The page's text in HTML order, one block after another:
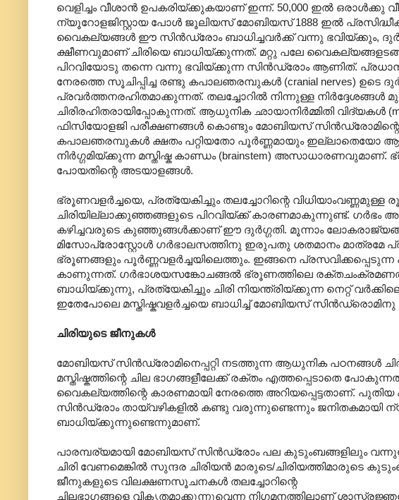
വെളിച്ചം വീശാൻ ഉപകരിയ്ക്കുകയാണ് ഇന്ന്. 50,000 ഇൽ
ന്യൂറോളജിസ്റ്റായ പോൾ ജൂലിയസ് മോബിയസ് 1888 ഇൽ
വൈകല്യങ്ങൾ ഈ സിൻഡ്രോം ബാധിച്ചവർക്ക് വന്നു ഭവിയ്ക്കും,
ക്ഷീണവുമാണ് ചിരിയെ ബാധിയ്ക്കുന്നത്. മറ്റു പലേ
പിറവിയോടു തന്നെ വന്നു ഭവിയ്ക്കുന്ന സിൻഡ്രോം ആണിത്.
നേരത്തെ സൂചിപ്പിച്ച രണ്ടു കപാലഞരമ്പുകൾ (cranial nerves)
പ്രവർത്തനരഹിതമാക്കുന്നത്. തലച്ചോറിൽ നിന്നുള്ള
ചിരിരഹിതരായിപ്പോകുന്നത്. ആധുനിക ഛായാനിർമ്മിതി വിദ്യകൾ
ഫിസിയോളജി പരീക്ഷണങ്ങൾ കൊണ്ടും മോബിയസ്
കപാലഞരമ്പുകൾ ക്ഷതം പറ്റിയതോ പൂർണ്ണമായും ഇല്ലാതെയോ
നിർഗ്ഗമിയ്ക്കുന്ന മസ്തിഷ്ക കാണ്ഡം (brainstem)
പോയതിന്റെ അടയാളങ്ങൾ.
ഭ്രൂണവളർച്ചയെ, പ്രത്യേകിച്ചും തലച്ചോറിന്റെ
ചിരിയില്ലാക്കുഞ്ഞങ്ങളുടെ പിറവിയ്ക്ക് കാരണമാകുന്നുണ്ട്. ഗർഭം
കഴിച്ചവരുടെ കുഞ്ഞുങ്ങൾക്കാണ് ഈ ദുർഗ്ഗതി. മൂന്നാം
മിസോപ്രോസ്റ്റോൾ ഗർഭാലസത്തിനു ഇരുപതു ശതമാനം മാത്രമേ
ഭ്രൂണങ്ങളും പൂർണ്ണവളർച്ചയിലെത്തും. ഇങ്ങനെ
കാണുന്നത്. ഗർഭാശയസങ്കോചങ്ങൽ ഭ്രൂണത്തിലെ
ബാധിയ്ക്കുന്നു, പ്രത്യേകിച്ചും ചിരി നിയന്ത്രിയ്ക്കുന്ന നെറ്റ്
ഇതേപോലെ മസ്തിഷ്കവളർച്ചയെ ബാധിച്ച് മോബിയസ്
ചിരിയുടെ ജീനുകൾ
മോബിയസ് സിൻഡ്രോമിനെപ്പറ്റി നടത്തുന്ന ആധുനിക പഠനങ്ങൾ
മസ്തിഷ്കത്തിന്റെ ചില ഭാഗങ്ങളീലേക്ക് രക്തം എത്തപ്പെടാതെ
വൈകല്യത്തിന്റെ കാരണമായി നേരത്തെ അറിയപ്പെട്ടതാണ്.
സിൻഡ്രോം തായ്‌വഴികളിൽ കണ്ടു വരുന്നുണ്ടെന്നും ജനിതകമായി
ബാധിയ്ക്കുന്നുണ്ടെന്നുമാണ്.
പാരമ്പര്യമായി മോബിയസ് സിൻഡ്രോം പല കുടുംബങ്ങളിലും
ചിരി വേണമെങ്കിൽ സുന്ദര ചിരിയൻ മാരുടെ/ചിരിയത്തിമാരുടെ
ജീനുകളുടെ വിലക്ഷണസൂചനകൾ തലച്ചോറിന്റെ
ചിലഭാഗങ്ങളെ വികൃതമാക്കുന്നുവെന്ന നിഗമനത്തിലാണ്